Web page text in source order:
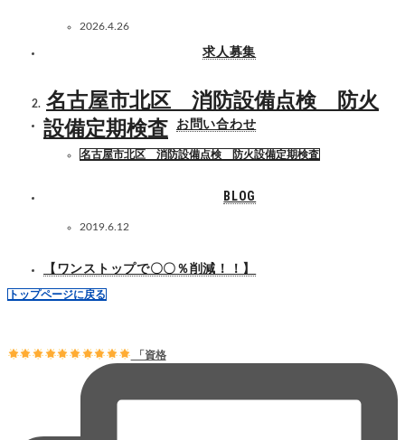
求人募集
お問い合わせ
BLOG
【ワンストップで〇〇％削減！！】
2026.4.26
名古屋市北区 消防設備点検 防火
設備定期検査
名古屋市北区 消防設備点検 防火設備定期検査
2019.6.12
トップページに戻る
「資格